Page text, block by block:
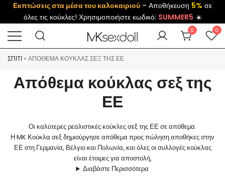
Εκπτώσεις στα μέσα του καλοκαιριού – Αποθήκευση 5% σε
όλες τις κούκλες! Χρησιμοποιήστε κωδικό: SUMMER5 ☀️
0 0
ΣΠΊΤΙ » ΑΠΌΘΕΜΑ ΚΟΎΚΛΑΣ ΣΕΞ ΤΗΣ ΕΕ
Απόθεμα κούκλας σεξ της
ΕΕ
Οι καλύτερες ρεαλιστικές κούκλες σεξ της ΕΕ σε απόθεμα.
Η MK Κούκλα σεξ δημιούργησε απόθεμα προς πώληση αποθήκες στην
ΕΕ στη Γερμανία, Βέλγιο και Πολωνία, και όλες οι συλλογές κούκλας
είναι έτοιμες για αποστολή,
Διαβάστε Περισσότερα